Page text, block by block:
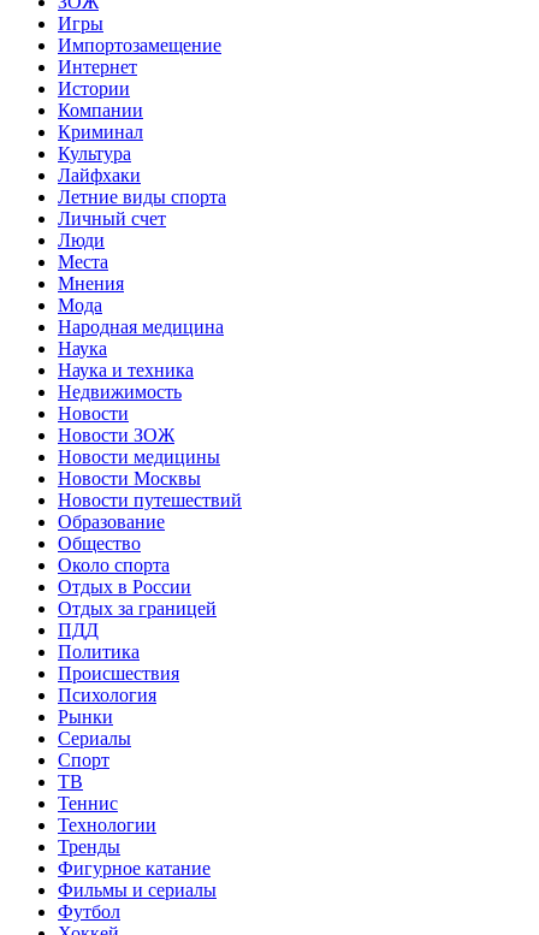
Игры
Импортозамещение
Интернет
Истории
Компании
Криминал
Культура
Лайфхаки
Летние виды спорта
Личный счет
Люди
Места
Мнения
Мода
Народная медицина
Наука
Наука и техника
Недвижимость
Новости
Новости ЗОЖ
Новости медицины
Новости Москвы
Новости путешествий
Образование
Общество
Около спорта
Отдых в России
Отдых за границей
ПДД
Политика
Происшествия
Психология
Рынки
Сериалы
Спорт
ТВ
Теннис
Технологии
Тренды
Фигурное катание
Фильмы и сериалы
Футбол